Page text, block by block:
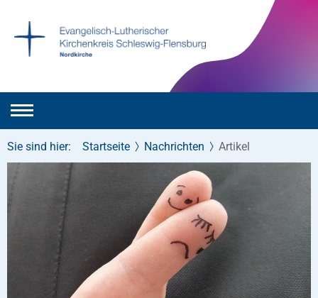
Sie sind hier: Startseite Nachrichten Artikel